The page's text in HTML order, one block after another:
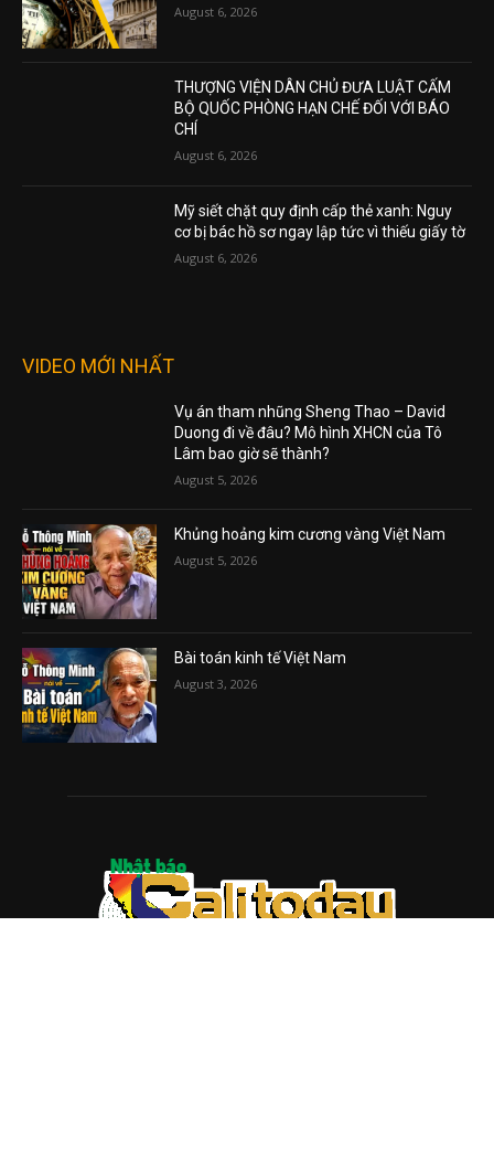
August 6, 2026
THƯỢNG VIỆN DÂN CHỦ ĐƯA LUẬT CẤM
BỘ QUỐC PHÒNG HẠN CHẾ ĐỐI VỚI BÁO
CHÍ
August 6, 2026
Mỹ siết chặt quy định cấp thẻ xanh: Nguy
cơ bị bác hồ sơ ngay lập tức vì thiếu giấy tờ
August 6, 2026
VIDEO MỚI NHẤT
Vụ án tham nhũng Sheng Thao – David
Duong đi về đâu? Mô hình XHCN của Tô
Lâm bao giờ sẽ thành?
August 5, 2026
Khủng hoảng kim cương vàng Việt Nam
August 5, 2026
Bài toán kinh tế Việt Nam
August 3, 2026